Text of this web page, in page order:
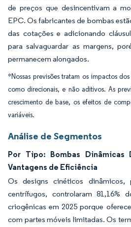
de preços que desincentivam a
EPC. Os fabricantes de bombas
das cotações e adicionando
para salvaguardar as margens,
permanecem alongados.
*Nossas previsões tratam os impactos
como direcionais, e não aditivos. As
crescimento de base, os efeitos de
variáveis.
Análise de Segmentos
Por Tipo: Bombas Dinâmicas
Vantagens de Eficiência
Os designs cinéticos dinâmicos,
centrífugos, controlaram 81,16%
criogênicas em 2025 porque
com partes móveis limitadas. Os